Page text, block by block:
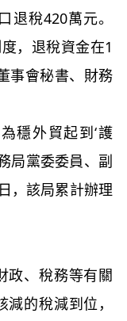
退稅420萬元。
，退稅資金在1
事會秘書、財務
穩外貿起到‘護
局黨委委員、副
，該局累計辦理
、稅務等有關
的稅減到位，